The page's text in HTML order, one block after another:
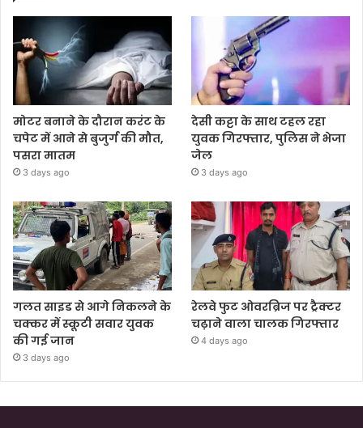
मोटर बनाने के दौरान करंट के
चपेट में आने से बुजुर्ग की मौत,
पसरा मातम
3 days ago
देसी कट्टा के साथ टहल रहा
युवक गिरफ्तार, पुलिस ने भेजा
जेल
3 days ago
गलत साइड से आगे निकलने के
चक्कर में स्कूटी सवार युवक
की गई जान
3 days ago
रेलवे फुट ओवरब्रिज पर ट्रैक्टर
चढ़ाने वाला चालक गिरफ्तार
4 days ago